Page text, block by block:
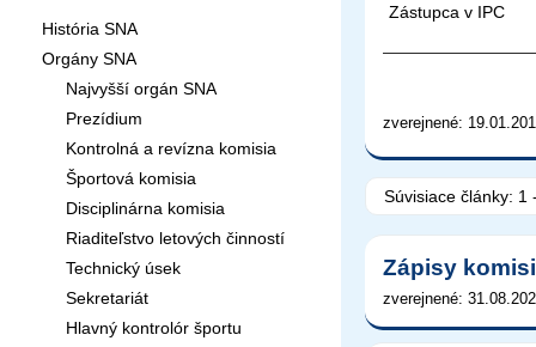
História SNA
Orgány SNA
Najvyšší orgán SNA
Prezídium
Kontrolná a revízna komisia
Športová komisia
Disciplinárna komisia
Riaditeľstvo letových činností
Technický úsek
Sekretariát
Hlavný kontrolór športu
Zástupca v IPC
zverejnené:
Súvisiace články: 1
Zápisy
zverejnené: